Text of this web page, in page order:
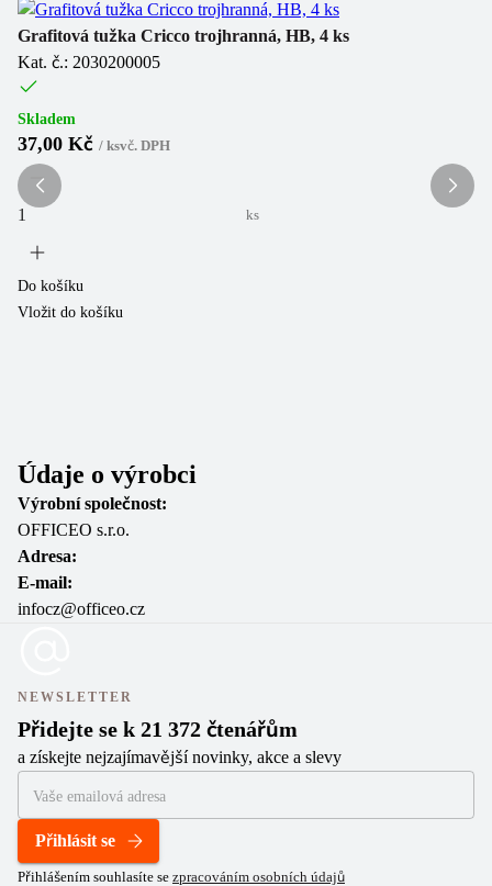
Grafitová tužka Cricco trojhranná, HB, 4 ks
Kat. č.: 2030200005
Skladem
37,00 Kč / ksvč. DPH
ks
Do košíku
Vložit do košíku
Údaje o výrobci
Výrobní společnost:
OFFICEO s.r.o.
Adresa:
E-mail:
infocz@officeo.cz
NEWSLETTER
Přidejte se k 21 372 čtenářům
a získejte nejzajímavější novinky, akce a slevy
Přihlásit se
Přihlášením souhlasíte se zpracováním osobních údajů